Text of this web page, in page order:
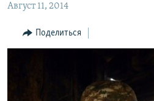
НАГОРНЫЙ КАРАБАХ
КУЛЬТУРА
Август 11, 2014
Поделиться